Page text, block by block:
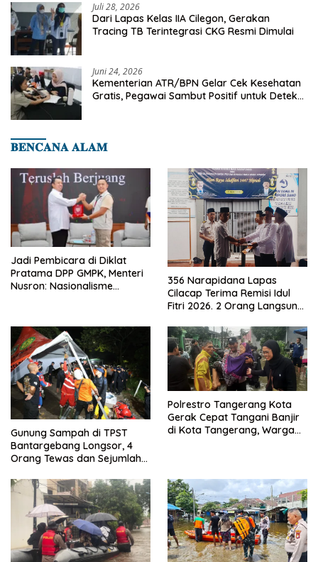
Juli 28, 2026
Dari Lapas Kelas IIA Cilegon, Gerakan
Tracing TB Terintegrasi CKG Resmi Dimulai
Juni 24, 2026
Kementerian ATR/BPN Gelar Cek Kesehatan
Gratis, Pegawai Sambut Positif untuk Deteksi
𝐁𝐄𝐍𝐂𝐀𝐍𝐀 𝐀𝐋𝐀𝐌
Jadi Pembicara di Diklat
Pratama DPP GMPK, Menteri
Nusron: Nasionalisme
356 Narapidana Lapas
Cilacap Terima Remisi Idul
Fitri 2026. 2 Orang Langsung
Gunung Sampah di TPST
Bantargebang Longsor, 4
Orang Tewas dan Sejumlah
Polrestro Tangerang Kota
Gerak Cepat Tangani Banjir
di Kota Tangerang, Warga